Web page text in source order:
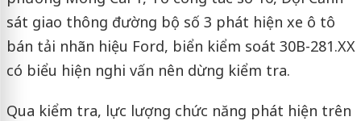
sát giao thông đường bộ số 3 phát hiện xe ô tô
bán tải nhãn hiệu Ford, biển kiểm soát 30B-281.XX
có biểu hiện nghi vấn nên dừng kiểm tra.
Qua kiểm tra, lực lượng chức năng phát hiện trên